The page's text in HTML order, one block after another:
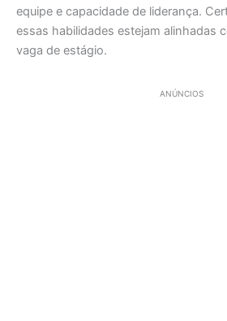
equipe e capacidade de liderança.
essas habilidades estejam alinhadas
vaga de estágio.
ANÚNCIOS